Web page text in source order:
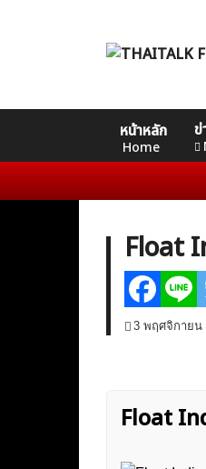
หน้าหลัก
Home
ข่
VPS Register
คอร์ส
Basic
Float
3 พฤศจิกายน
Float